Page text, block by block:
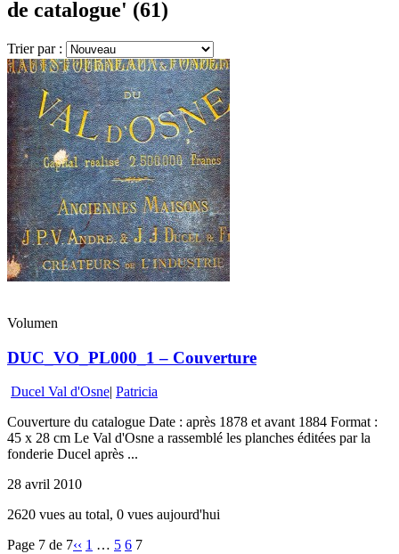
de catalogue' (61)
Trier par :
Volumen
DUC_VO_PL000_1 – Couverture
Ducel Val d'Osne| Patricia
Couverture du catalogue Date : après 1878 et avant 1884 Format :
45 x 28 cm Le Val d'Osne a rassemblé les planches éditées par la
fonderie Ducel après ...
28 avril 2010
2620 vues au total, 0 vues aujourd'hui
Page 7 de 7‹‹ 1 … 5 6 7